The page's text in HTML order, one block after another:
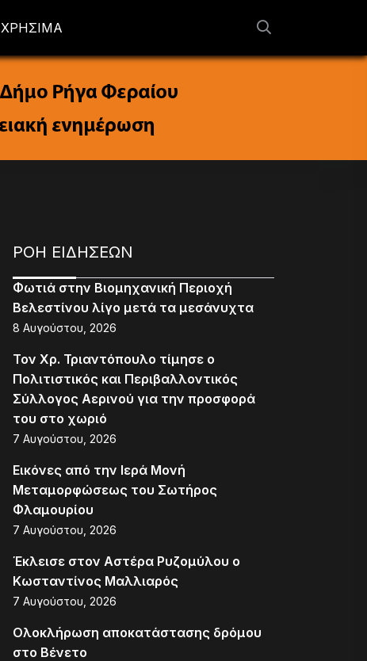
ΧΡΗΣΙΜΑ
ΡΟΗ ΕΙΔΗΣΕΩΝ
Φωτιά στην Βιομηχανική Περιοχή
Βελεστίνου λίγο μετά τα μεσάνυχτα
8 Αυγούστου, 2026
Τον Χρ. Τριαντόπουλο τίμησε ο
Πολιτιστικός και Περιβαλλοντικός
Σύλλογος Αερινού για την προσφορά
του στο χωριό
7 Αυγούστου, 2026
Εικόνες από την Ιερά Μονή
Μεταμορφώσεως του Σωτήρος
Φλαμουρίου
7 Αυγούστου, 2026
Έκλεισε στον Αστέρα Ρυζομύλου ο
Κωσταντίνος Μαλλιαρός
7 Αυγούστου, 2026
Ολοκλήρωση αποκατάστασης δρόμου
στο Βένετο